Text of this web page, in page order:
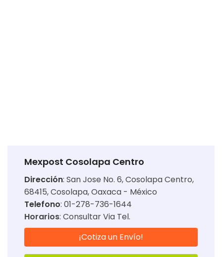
Mexpost Cosolapa Centro
Dirección: San Jose No. 6, Cosolapa Centro,
68415, Cosolapa, Oaxaca - México
Telefono: 01-278-736-1644
Horarios: Consultar Via Tel.
¡Cotiza un Envío!